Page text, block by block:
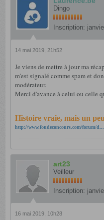
Dingo
Inscription:
14 mai 2019, 21h52
Je viens de mettre à jour ma
m'est signalé comme spam et
modérateur.
Merci d'avance à celui ou celle
Histoire vraie, mais un
http://www.foudeconcours.com/forum/
art23
Veilleur
Inscription:
16 mai 2019, 10h28